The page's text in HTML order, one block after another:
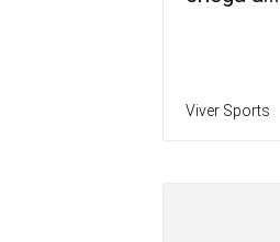
Viver Sports